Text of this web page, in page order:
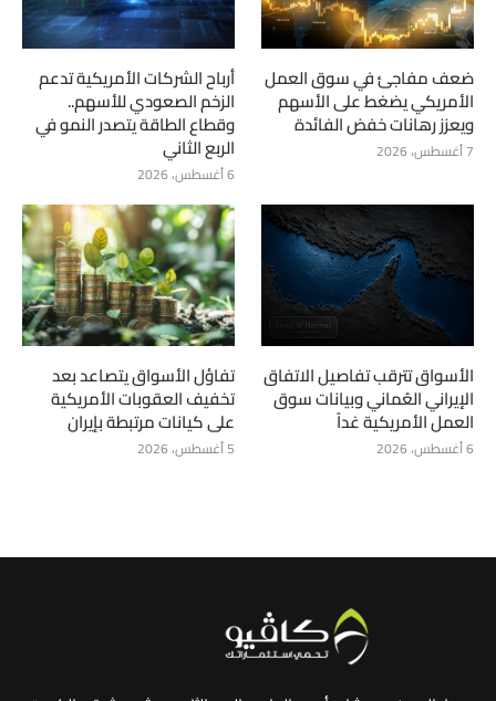
ضعف مفاجئ في سوق العمل
الأمريكي يضغط على الأسهم
ويعزز رهانات خفض الفائدة
7 أغسطس، 2026
أرباح الشركات الأمريكية تدعم
الزخم الصعودي للأسهم..
وقطاع الطاقة يتصدر النمو في
الربع الثاني
6 أغسطس، 2026
الأسواق تترقب تفاصيل الاتفاق
الإيراني العُماني وبيانات سوق
العمل الأمريكية غداً
6 أغسطس، 2026
تفاؤل الأسواق يتصاعد بعد
تخفيف العقوبات الأمريكية
على كيانات مرتبطة بإيران
5 أغسطس، 2026